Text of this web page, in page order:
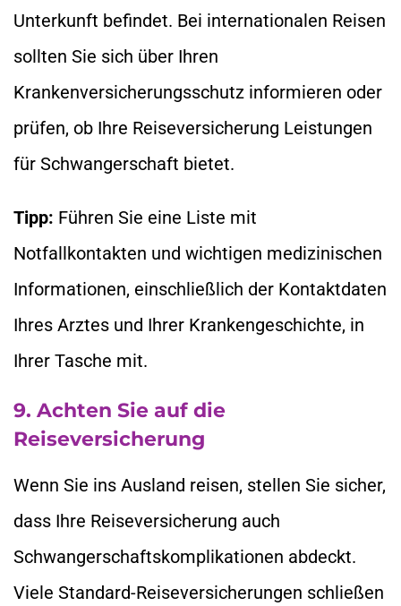
Unterkunft befindet. Bei internationalen Reisen
sollten Sie sich über Ihren
Krankenversicherungsschutz informieren oder
prüfen, ob Ihre Reiseversicherung Leistungen
für Schwangerschaft bietet.
Tipp: Führen Sie eine Liste mit
Notfallkontakten und wichtigen medizinischen
Informationen, einschließlich der Kontaktdaten
Ihres Arztes und Ihrer Krankengeschichte, in
Ihrer Tasche mit.
9. Achten Sie auf die
Reiseversicherung
Wenn Sie ins Ausland reisen, stellen Sie sicher,
dass Ihre Reiseversicherung auch
Schwangerschaftskomplikationen abdeckt.
Viele Standard-Reiseversicherungen schließen